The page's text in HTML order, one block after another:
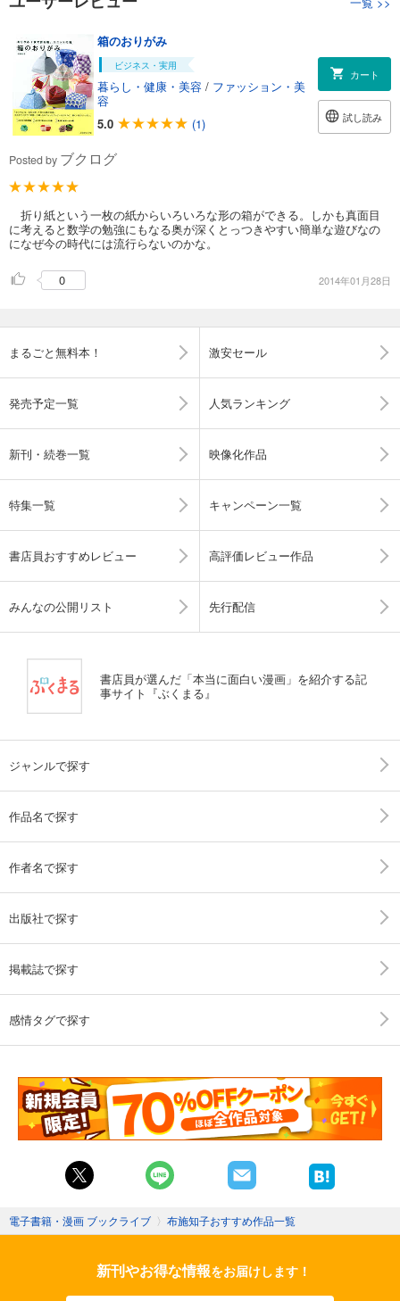
箱のおりがみ
ビジネス・実用
暮らし・健康・美容 / ファッション・美
容
5.0
(1)
カート
試し読み
Posted by ブクログ
折り紙という一枚の紙からいろいろな形の箱ができる。しかも真面目
に考えると数学の勉強にもなる奥が深くとっつきやすい簡単な遊びなの
になぜ今の時代には流行らないのかな。
0 2014年01月28日
まるごと無料本！ 激安セール
発売予定一覧 人気ランキング
新刊・続巻一覧 映像化作品
特集一覧 キャンペーン一覧
書店員おすすめレビュー 高評価レビュー作品
みんなの公開リスト 先行配信
書店員が選んだ「本当に面白い漫画」を紹介する記
事サイト『ぶくまる』
ジャンルで探す
作品名で探す
作者名で探す
出版社で探す
掲載誌で探す
感情タグで探す
電子書籍・漫画 ブックライブ 〉 布施知子おすすめ作品一覧
新刊やお得な情報をお届けします！